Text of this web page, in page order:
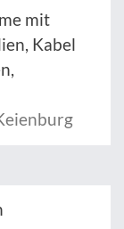
mit
Kabel